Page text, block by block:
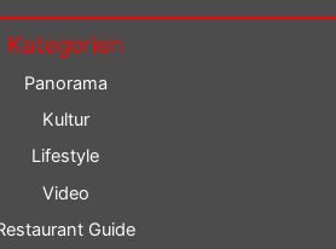
Kategorien
Panorama
Kultur
Lifestyle
Video
Guide